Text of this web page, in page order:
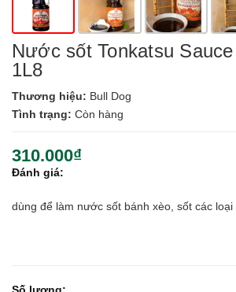
Nước sốt Tonkatsu
1L8
Thương hiệu: Bull Dog
Tình trạng: Còn hàng
310.000₫
Đánh giá:
dùng để làm nước sốt bánh xèo, sốt các loại